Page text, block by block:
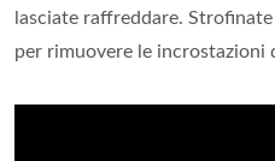
lasciate raffreddare.
per rimuovere le incrostazioni